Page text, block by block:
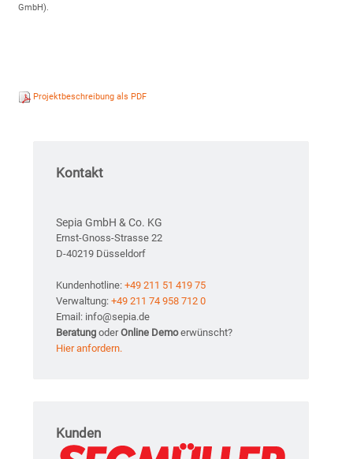
GmbH).
Projektbeschreibung als PDF
Kontakt
Sepia GmbH & Co. KG
Ernst-Gnoss-Strasse 22
D-40219 Düsseldorf
Kundenhotline: +49 211 51 419 75
Verwaltung: +49 211 74 958 712 0
Email: info@sepia.de
Beratung oderOnline Demoerwünscht?
Hier anfordern.
Kunden